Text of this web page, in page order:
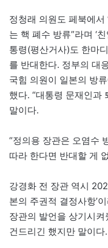
정청래 의원도 페북에
는 핵 폐수 방류”라며 ‘
통령(평산거사)도 한마
를 반대한다. 정부의 대
국힘 의원이 일본의 방
했다. “대통령 문재인과
말이다.
“정의용 장관은 오염수
따라 한다면 반대할 게
강경화 전 장관 역시
본의 주권적 결정사항’
장관의 발언을 상기시
건드리긴 했지만 말이다.